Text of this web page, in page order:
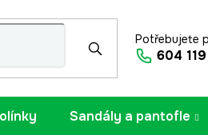
Potřebujete
604
Sandály a pantofle